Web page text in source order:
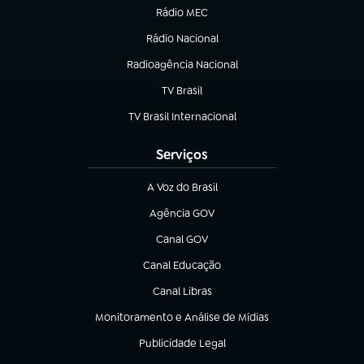
Rádio MEC
(abre em nova aba)
Rádio Nacional
Radioagência Nacional
(abre em nova aba)
TV Brasil
(abre em nova aba)
TV Brasil Internacional
(abre em nova aba)
Serviços
A Voz do Brasil
(abre em nova aba)
Agência GOV
(abre em nova aba)
Canal GOV
(abre em nova aba)
Canal Educação
(abre em nova aba)
Canal Libras
(abre em nova aba)
Monitoramento e Análise de Mídias
(abre em nova aba)
Publicidade Legal
(abre em nova aba)